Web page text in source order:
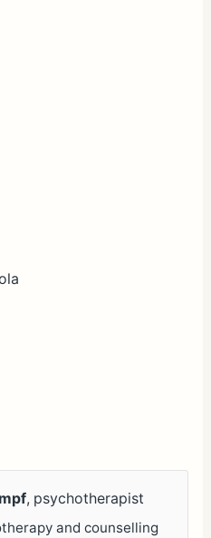
, psychotherapist
and counselling